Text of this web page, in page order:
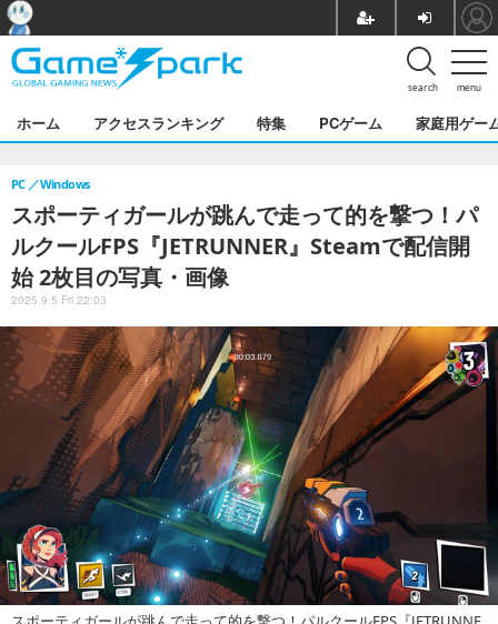
menu
search
ホーム アクセスランキング 特集 PCゲーム 家庭用ゲー
スポーティガールが跳んで走って的を撃つ！パ
ルクールFPS『JETRUNNER』Steamで配信開
始 2枚目の写真・画像
PC Windows
2025.9.5 Fri 22:03